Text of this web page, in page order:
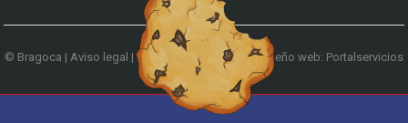
© Bragoca | Aviso legal | Política de privacidad|Diseño web: Portalservicios
| Teléfono: 979 744 522
Ir arriba